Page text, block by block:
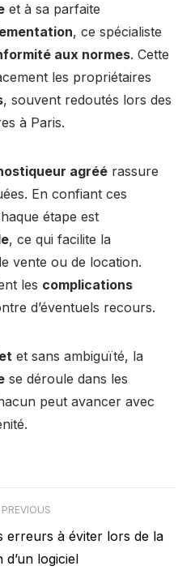
et à sa parfaite
, ce spécialiste
aux normes. Cette
les propriétaires
, souvent redoutés lors des
à Paris.
agréé rassure
En confiant ces
étape est
, ce qui facilite la
vente ou de location.
les complications
d’éventuels recours.
et sans ambiguïté, la
se déroule dans les
peut avancer avec
PREVIOUS
erreurs à éviter lors de la
d’un logiciel